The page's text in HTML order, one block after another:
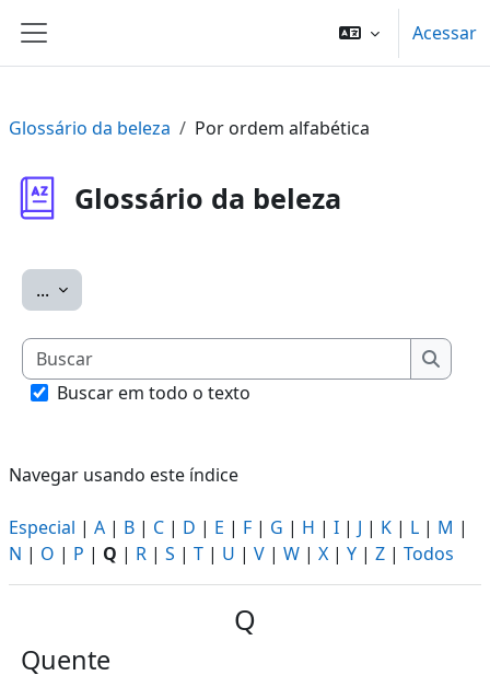
Painel lateral
Acessar
Glossário da beleza Por ordem alfabética
Glossário da beleza
... Exportar itens
Buscar
Buscar
Buscar em todo o texto
Navegar usando este índice
Especial | A | B | C | D | E | F | G | H | I | J | K | L | M |
N | O | P | Q | R | S | T | U | V | W | X | Y | Z | Todos
Q
Quente